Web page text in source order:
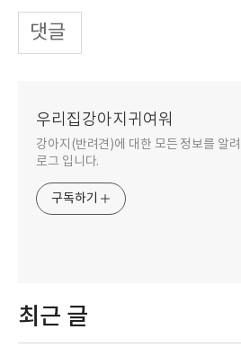
댓글
우리집강아지귀여워
강아지(반려견)에 대한 모든 정보를 알
로그 입니다.
구독하기
최근 글